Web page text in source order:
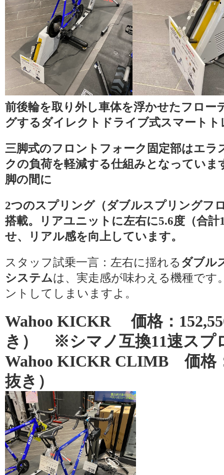
前後輪を取り外し車体を浮かせたフロー
グするダイレクトドライブ式スマートト
三脚式のフロントフォーク固定部はエラ
クの負荷を軽減する仕組みとなってい
脚の間に
2つのスプリング（ダブルスプリングフ
搭載。リアユニットに左右に5.6度（合計
せ、リアル感を向上しています。
スタッフ試乗一言：左右に揺れる ダブル
システムは、実走感が味わえる機種です
ントしてしまいますよ。
Wahoo KICKR
価格：
き） ※シマノ互換11速スプ
Wahoo KICKR CLIMB価格
抜き）